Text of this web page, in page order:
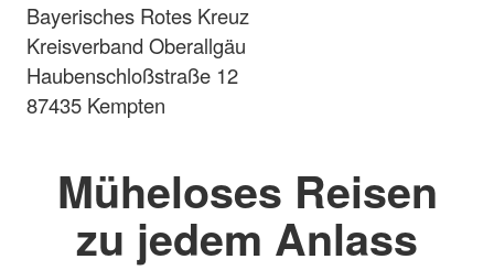
Bayerisches Rotes Kreuz
Kreisverband Oberallgäu
Haubenschloßstraße 12
87435 Kempten
Müheloses Reisen
zu jedem Anlass